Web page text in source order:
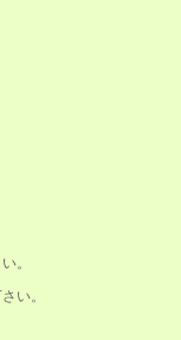
。
い。